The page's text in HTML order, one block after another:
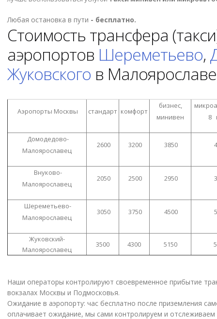
Любая остановка в пути - бесплатно.
Стоимость трансфера
аэропортов Шереметьево,
Жуковского в
Аэропорты Москвы стандарт комфорт
бизнес,
минивен
8
Домодедово-
Малоярославец
2600 3200 3850
Внуково-
Малоярославец
2050 2500 2950
Шереметьево-
Малоярославец
3050 3750 4500
Жуковский-
Малоярославец
3500 4300 5150
Наши операторы контролируют своевременное прибытие
вокзалах Москвы и Подмосковья.
Ожидание в аэропорту: час бесплатно после приземления
оплачивает ожидание, мы сами контролируем и отслеживаем